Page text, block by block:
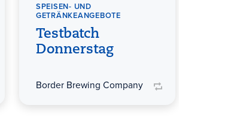
SPEISEN- UND
GETRÄNKEANGEBOTE
Testbatch
Donnerstag
Border Brewing Company